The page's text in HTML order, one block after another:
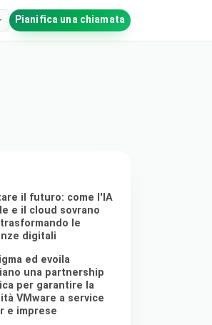
Pianifica una chiamata
il futuro: come l'IA
e il cloud sovrano
le
digitali
ed evoila
una partnership
per garantire la
VMware a service
e imprese